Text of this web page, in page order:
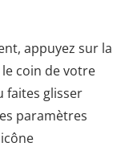
appuyez sur la
coin de votre
faites glisser
paramètres